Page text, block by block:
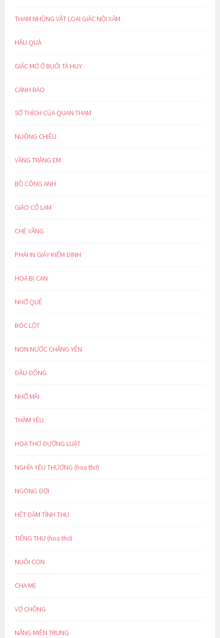
THAM NHŨNG VẶT LOẠI GIẶC NỘI XÂM
HẬU QUẢ
GIẤC MƠ Ở BUỔI TÀ HUY
CẢNH BÁO
SỞ THÍCH CỦA QUAN THAM
NUÔNG CHIỀU
VẦNG TRĂNG EM
BỒ CÔNG ANH
GIẢO CỔ LAM
CHÈ VẰNG
PHẢI IN GIẤY KIỂM ĐỊNH
HOÁ BỊ CAN
NHỚ QUÊ
BÓC LỘT
NON NƯỚC CHẲNG YÊN
ĐẦU ĐÔNG
NHỚ MÃI
THẦM YÊU
HOẠ THƠ ĐƯỜNG LUẬT
NGHĨA YÊU THƯƠNG (hoạ thơ)
NGÓNG ĐỢI
HẾT ĐẬM TÌNH THU
TIẾNG THU (hoạ thơ)
NUÔI CON
CHA MẸ
VỢ CHỒNG
NẮNG MIỀN TRUNG